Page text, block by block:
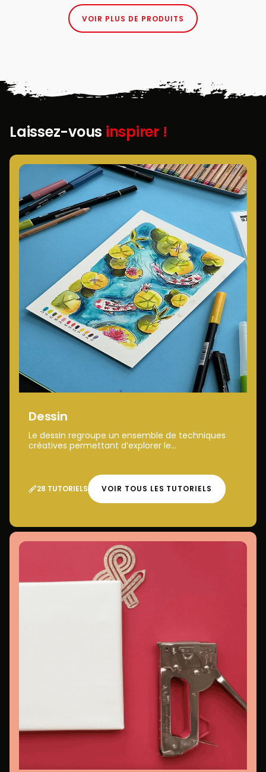
VOIR PLUS DE PRODUITS
Laissez-vous inspirer !
Dessin
Le dessin regroupe un ensemble de techniques
créatives permettant d’explorer le...
28 TUTORIELS VOIR TOUS LES TUTORIELS